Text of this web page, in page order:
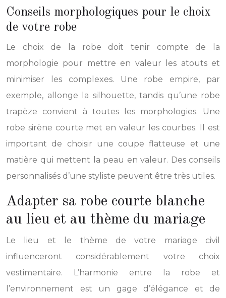
Conseils morphologiques pour le choix
de votre robe
Le choix de la robe doit tenir compte de la
morphologie pour mettre en valeur les atouts et
minimiser les complexes. Une robe empire, par
exemple, allonge la silhouette, tandis qu’une robe
trapèze convient à toutes les morphologies. Une
robe sirène courte met en valeur les courbes. Il est
important de choisir une coupe flatteuse et une
matière qui mettent la peau en valeur. Des conseils
personnalisés d’une styliste peuvent être très utiles.
Adapter sa robe courte blanche
au lieu et au thème du mariage
Le lieu et le thème de votre mariage civil
influenceront considérablement votre choix
vestimentaire. L’harmonie entre la robe et
l’environnement est un gage d’élégance et de